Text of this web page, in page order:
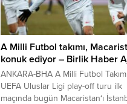
Takımı, ilk yarıda 28...
A Milli Futbol takımı,
konuk ediyor – Birlik Haber
ANKARA-BHA A Milli Futbol
UEFA Uluslar Ligi play-off turu ilk
maçında bugün Macaristan‘ı